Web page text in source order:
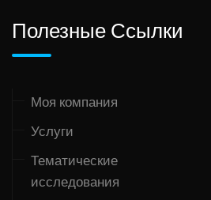
Полезные Ссылки
Моя компания
Услуги
Тематические
исследования